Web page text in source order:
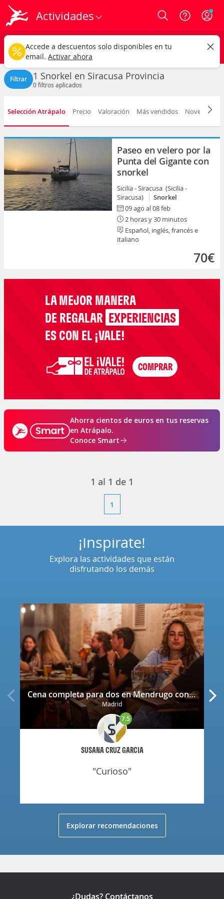
Actividades Login
Siracusa
Snorkel Cualquier fecha
CAMBIAR
Filtrar 1 Snorkel en Siracusa Provincia
0filtros aplicados
Selección Atrápalo Precio Valoración Más vendidos Novedad
Paseo en velero por la
Punta del Gigante con
snorkel
Sicilia - Siracusa (Sicilia -
Siracusa)
Snorkel
09 ago al 08 feb
2 horas y 30 minutos
Español, inglés, francés e
italiano
70€
LA MEJOR MANERA
DE REGALAR EXPERIENCIAS
ES CON EL ¡VALE!
Ahorra cientos de euros en tus reservas
en Atrápalo.
Conoce Smart
1 al 1 de 1
1
Cena completa para dos en Mendrugo con cerveza artesana incluida
Madrid
SUSANA CRUZ GARCIA
7.5
"curioso"
¡Inspírate!
Explora las actividades que están
disfrutando los demás
Explorar recomendaciones
¿Dudas? Contáctanos
Accede a descuentos solo disponibles en tu
email. Activar ahora